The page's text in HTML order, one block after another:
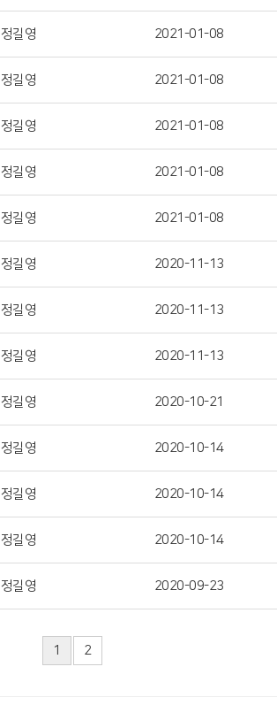
정길영 2021-01-08
정길영 2021-01-08
정길영 2021-01-08
정길영 2021-01-08
정길영 2021-01-08
정길영 2020-11-13
정길영 2020-11-13
정길영 2020-11-13
정길영 2020-10-21
정길영 2020-10-14
정길영 2020-10-14
정길영 2020-10-14
정길영 2020-09-23
1 2